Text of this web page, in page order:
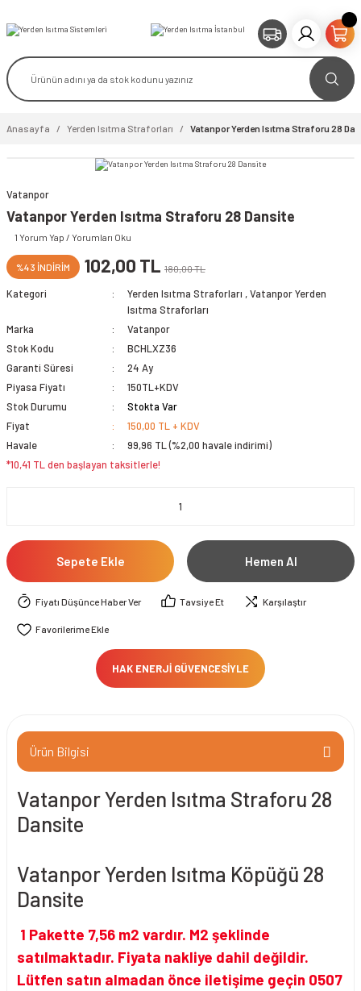
Anasayfa Yerden Isıtma Straforları Vatanpor Yerden Isıtma Straforu 28
Vatanpor
Vatanpor Yerden Isıtma Straforu 28 Dansite
1 Yorum Yap / Yorumları Oku
%43 İNDİRİM 102,00 TL 180,00 TL
Kategori Yerden Isıtma Straforları ,Vatanpor Yerden
Isıtma Straforları
Marka
Vatanpor
Stok Kodu
BCHLXZ36
Garanti Süresi
24 Ay
Piyasa Fiyatı
150TL+KDV
Stok Durumu
Stokta Var
Fiyat
150,00 TL + KDV
Havale
99,96 TL (%2,00 havale indirimi)
*10,41 TL den başlayan taksitlerle!
Sepete Ekle Hemen Al
Fiyatı Düşünce Haber Ver Tavsiye Et Karşılaştır
HAK ENERJİ GÜVENCESİYLE
Ürün Bilgisi
Vatanpor Yerden Isıtma Straforu 28
Dansite
Vatanpor Yerden Isıtma Köpüğü 28
Dansite
1 Pakette 7,56 m2 vardır. M2 şeklinde
satılmaktadır. Fiyata nakliye dahil değildir.
Lütfen satın almadan önce iletişime geçin 0507